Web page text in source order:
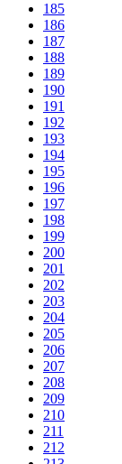
185
186
187
188
189
190
191
192
193
194
195
196
197
198
199
200
201
202
203
204
205
206
207
208
209
210
211
212